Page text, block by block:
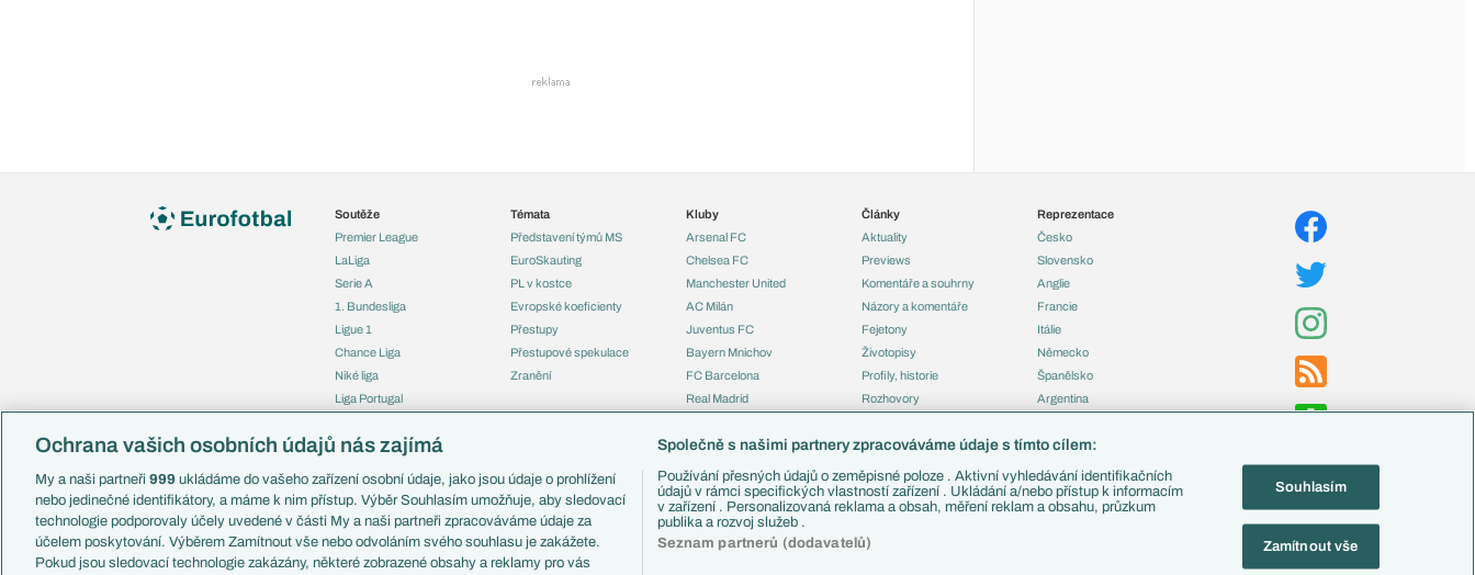
Soutěže
Premier League
LaLiga
Serie A
1. Bundesliga
Ligue 1
Chance Liga
Niké liga
Liga Portugal
Liga mistrů
Mistrovství světa
Liga národů
Témata
Představení týmů MS
EuroSkauting
PL v kostce
Evropské koeficienty
Přestupy
Přestupové spekulace
Zranění
Kluby
Arsenal FC
Chelsea FC
Manchester United
AC Milán
Juventus FC
Bayern Mnichov
FC Barcelona
Real Madrid
Články
Aktuality
Previews
Komentáře a souhrny
Názory a komentáře
Fejetony
Životopisy
Profily, historie
Rozhovory
Reprezentace
Česko
Slovensko
Anglie
Francie
Itálie
Německo
Španělsko
Argentina
Zápasy
Livescore
Ochrana vašich osobních údajů nás zajímá
My a naši partneři 999 ukládáme do vašeho zařízení osobní údaje, jako jsou údaje o prohlížení
nebo jedinečné identifikátory, a máme k nim přístup. Výběr Souhlasím umožňuje, aby sledovací
technologie podporovaly účely uvedené v části My a naši partneři zpracováváme údaje za
účelem poskytování. Výběrem Zamítnout vše nebo odvoláním svého souhlasu je zakážete.
Pokud jsou sledovací technologie zakázány, některé zobrazené obsahy a reklamy pro vás
Společně s našimi partnery zpracováváme údaje s tímto cílem:
Používání přesných údajů o zeměpisné poloze . Aktivní vyhledávání identifikačních
údajů v rámci specifických vlastností zařízení . Ukládání a/nebo přístup k informacím
v zařízení . Personalizovaná reklama a obsah, měření reklam a obsahu, průzkum
publika a rozvoj služeb .
Seznam partnerů (dodavatelů)
Souhlasím
Zamítnout vše